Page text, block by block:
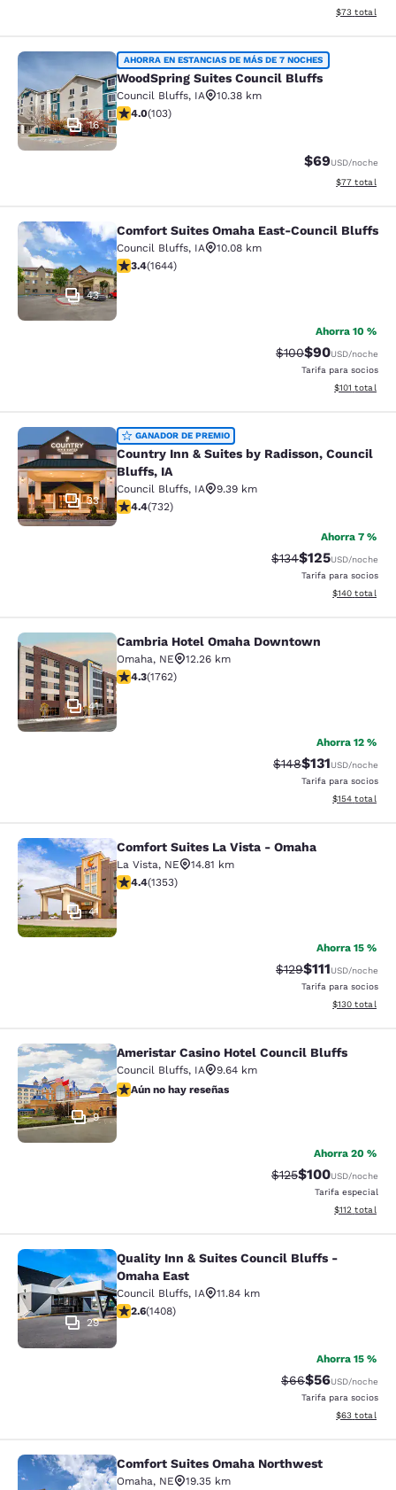
Ver detalles
$73 total
WoodSpring Suites Council Bluffs
16
AHORRA EN ESTANCIAS DE MÁS DE 7 NOCHES
WoodSpring Suites Council Bluffs
Council Bluffs, IA
10.38 km
Calificación de 3.99 estrellas. Bueno. 103 reseñas
4.0(103)
$69USD/noche
Ver detalles
$77 total
Comfort Suites Omaha East-
43
Comfort Suites Omaha East-Council Bluffs
Council Bluffs, IA
10.08 km
Calificación de 3.37 estrellas. Bueno. 1644 reseñas
3.4(1644)
Ahorra 10 %
Tarifa tachada:
$100Tarifa
$90USD/noche
Tarifa para socios
Ver detalles
$101 total
Country Inn & Suites by Radisson,
33
GANADOR DE PREMIO
Country Inn & Suites by Radisson, Council
Bluffs, IA
Council Bluffs, IA
9.39 km
Calificación de 4.39 estrellas. Excelente. 732 reseñas
4.4(732)
Ahorra 7 %
Tarifa tachada:
$134Tarifa reducida:
$125USD/noche
Tarifa para socios
Ver detalles
$140 total
Cambria Hotel Omaha Downtown
41
Cambria Hotel Omaha Downtown
Omaha, NE
12.26 km
Calificación de 4.31 estrellas. Excelente. 1762 reseñas
4.3(1762)
Ahorra 12 %
Tarifa tachada:
$148Tarifa reducida:
$131USD/noche
Tarifa para socios
Ver detalles
$154 total
Comfort Suites La Vista - Omaha
41
Comfort Suites La Vista - Omaha
La Vista, NE
14.81 km
Calificación de 4.42 estrellas. Excelente. 1353 reseñas
4.4(1353)
Ahorra 15 %
Tarifa tachada:
$129Tarifa
$111USD/noche
Tarifa para socios
Ver detalles
$130 total
Ameristar Casino Hotel Council
9
Ameristar Casino Hotel Council Bluffs
Council Bluffs, IA
9.64 km
Aún no hay reseñas
Aún no hay reseñas
Ahorra 20 %
Tarifa tachada:
$125Tarifa reducida:
$100USD/noche
Tarifa especial
Ver detalles
$112 total
Quality Inn & Suites Council Bluffs
29
Quality Inn & Suites Council Bluffs -
Omaha East
Council Bluffs, IA
11.84 km
Calificación de 2.62 estrellas. Razonable. 1408
2.6(1408)
Ahorra 15 %
Tarifa tachada:
$66Tarifa
$56USD/noche
Tarifa para socios
Ver detalles
$63 total
Comfort Suites Omaha Northwest
Comfort Suites Omaha Northwest
Omaha, NE 19.35 km